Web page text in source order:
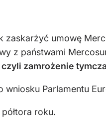
zaskarżyć umowę
z państwami
zamrożenie
wniosku Parlamentu
roku.